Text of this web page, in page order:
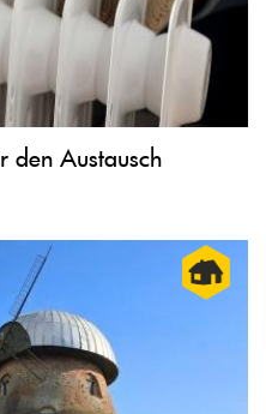
den Austausch